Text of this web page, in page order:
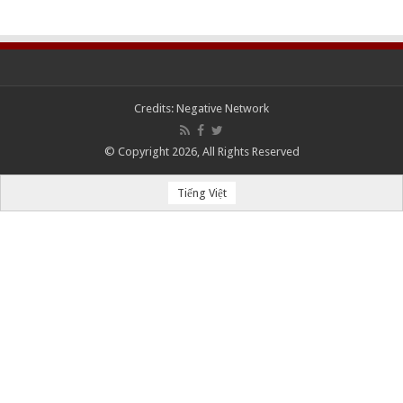
Credits: Negative Network
© Copyright 2026, All Rights Reserved
Tiếng Việt